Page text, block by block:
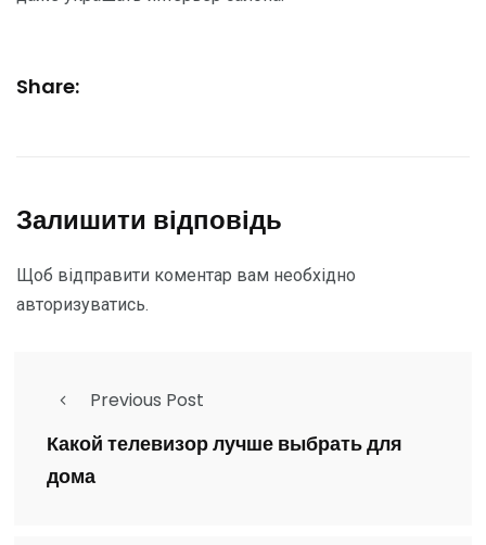
Share:
Залишити відповідь
Щоб відправити коментар вам необхідно
авторизуватись.
Previous Post
Какой телевизор лучше выбрать для
дома